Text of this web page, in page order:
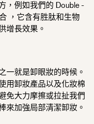
，例如我們的 Double -
，它含有胜肽和生物
增長效果。
一就是卸眼妝的時候。
用卸妝產品以及化妝棉
免大力摩擦或拉扯我們
來加強局部清潔卸妝。